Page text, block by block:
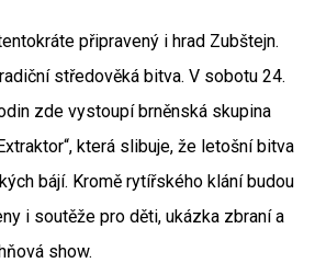
připravený i hrad Zubštejn.
středověká bitva. V sobotu 24.
zde vystoupí brněnská skupina
která slibuje, že letošní bitva
bájí. Kromě rytířského klání budou
i soutěže pro děti, ukázka zbraní a
show.